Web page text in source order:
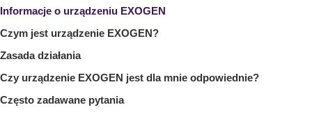
Informacje o urządzeniu EXOGEN
Czym jest urządzenie EXOGEN?
Zasada działania
Czy urządzenie EXOGEN jest dla mnie odpowiednie?
Często zadawane pytania